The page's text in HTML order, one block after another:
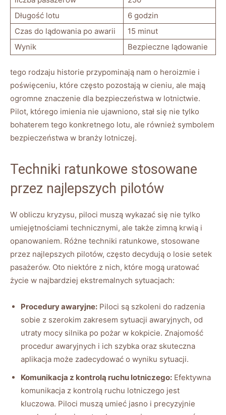
Długość lotu
6 godzin
Czas do ‍lądowania po awarii
15 minut
Wynik
Bezpieczne lądowanie
tego rodzaju historie ‌przypominają ⁤nam o‍ heroizmie i
poświęceniu,​ które ‍często pozostają​ w cieniu, ale mają
ogromne​ znaczenie dla bezpieczeństwa w lotnictwie.
Pilot, ⁣którego imienia nie ujawniono,⁢ stał się nie tylko
bohaterem tego ‌konkretnego lotu, ale również symbolem
bezpieczeństwa w ‌branży ⁤lotniczej.
Techniki ratunkowe stosowane
‌przez‌ najlepszych pilotów
W obliczu‍ kryzysu, piloci ⁤muszą wykazać się nie tylko
umiejętnościami technicznymi, ale także⁢ zimną ​krwią i
opanowaniem. Różne techniki ratunkowe, stosowane
przez‌ najlepszych pilotów, często decydują o​ losie setek
pasażerów. Oto niektóre z‍ nich, które mogą uratować​
życie ‍w najbardziej ekstremalnych sytuacjach:
Procedury awaryjne: Piloci są szkoleni do radzenia⁢
sobie‍ z szerokim zakresem⁣ sytuacji awaryjnych, ​od⁣
utraty ​mocy silnika po pożar w⁢ kokpicie. Znajomość
procedur⁣ awaryjnych i ⁣ich szybka oraz skuteczna
aplikacja może ⁢zadecydować o wyniku sytuacji.
Komunikacja ‍z kontrolą‍ ruchu lotniczego: Efektywna
komunikacja z kontrolą⁣ ruchu lotniczego jest
kluczowa. ​Piloci ​muszą umieć jasno i precyzyjnie